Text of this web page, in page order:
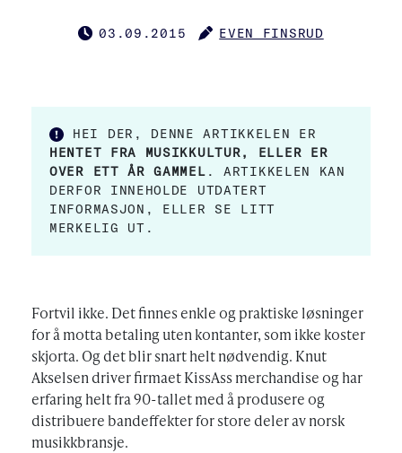
PUBLISERT
03.09.2015
FORFATTER
EVEN FINSRUD
HEI DER, DENNE ARTIKKELEN ER
HENTET FRA MUSIKKULTUR, ELLER ER
OVER ETT ÅR GAMMEL . ARTIKKELEN KAN
DERFOR INNEHOLDE UTDATERT
INFORMASJON, ELLER SE LITT
MERKELIG UT.
Fortvil ikke. Det finnes enkle og praktiske løsninger
for å motta betaling uten kontanter, som ikke koster
skjorta. Og det blir snart helt nødvendig. Knut
Akselsen driver firmaet KissAss merchandise og har
erfaring helt fra 90-tallet med å produsere og
distribuere bandeffekter for store deler av norsk
musikkbransje.